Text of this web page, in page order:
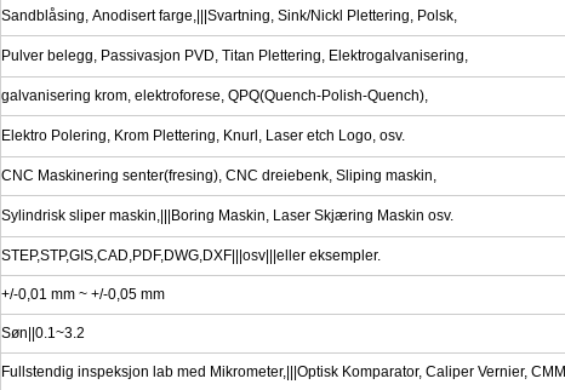
Sandblåsing, Anodisert farge,|||Svartning, Sink/Nickl Plettering, Polsk,
Pulver belegg, Passivasjon PVD, Titan Plettering, Elektrogalvanisering,
galvanisering krom, elektroforese, QPQ(Quench-Polish-Quench),
Elektro Polering, Krom Plettering, Knurl, Laser etch Logo, osv.
CNC Maskinering senter(fresing), CNC dreiebenk, Sliping maskin,
Sylindrisk sliper maskin,|||Boring Maskin, Laser Skjæring Maskin osv.
STEP,STP,GIS,CAD,PDF,DWG,DXF|||osv|||eller eksempler.
+/-0,01 mm ~ +/-0,05 mm
Søn||0.1~3.2
Fullstendig inspeksjon lab med Mikrometer,|||Optisk Komparator, Caliper Vernier, CMM